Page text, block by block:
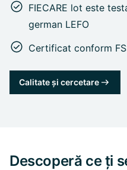
FIECARE lot este
german LEFO
Certificat conform
Calitate și cercetare
Descoperă ce ți